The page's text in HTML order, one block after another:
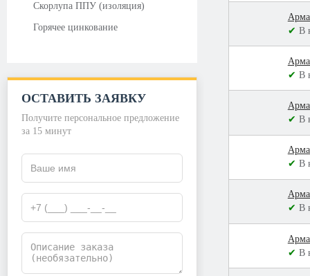
Скорлупа ППУ (изоляция)
Горячее цинкование
ОСТАВИТЬ ЗАЯВКУ
Получите персональное предложение
за 15 минут
✔ В
✔ В
✔ В
✔ В
✔ В
✔ В